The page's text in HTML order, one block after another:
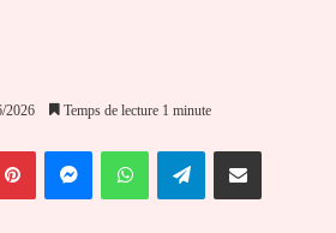
2026 Temps de lecture 1 minute
PinterestMessengerWhatsAppTelegramPartager par email